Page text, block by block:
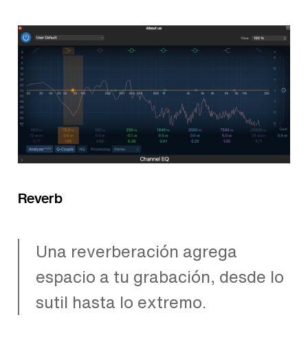
Reverb
Una reverberación agrega
espacio a tu grabación, desde lo
sutil hasta lo extremo.